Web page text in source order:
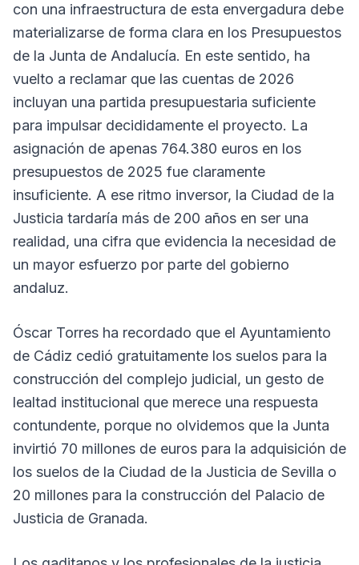
con una infraestructura de esta envergadura debe
materializarse de forma clara en los Presupuestos
de la Junta de Andalucía. En este sentido, ha
vuelto a reclamar que las cuentas de 2026
incluyan una partida presupuestaria suficiente
para impulsar decididamente el proyecto. La
asignación de apenas 764.380 euros en los
presupuestos de 2025 fue claramente
insuficiente. A ese ritmo inversor, la Ciudad de la
Justicia tardaría más de 200 años en ser una
realidad, una cifra que evidencia la necesidad de
un mayor esfuerzo por parte del gobierno
andaluz.
Óscar Torres ha recordado que el Ayuntamiento
de Cádiz cedió gratuitamente los suelos para la
construcción del complejo judicial, un gesto de
lealtad institucional que merece una respuesta
contundente, porque no olvidemos que la Junta
invirtió 70 millones de euros para la adquisición de
los suelos de la Ciudad de la Justicia de Sevilla o
20 millones para la construcción del Palacio de
Justicia de Granada.